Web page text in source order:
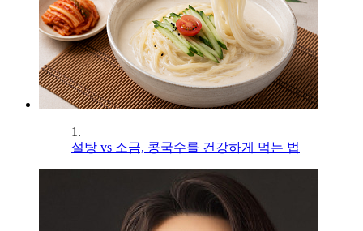
1.
설탕 vs 소금, 콩국수를 건강하게 먹는 법